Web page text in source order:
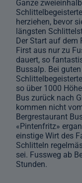
Ganze
herziehen, bevor
längsten
Der Start auf dem
First aus nur zu
dauert, so
Bussalp. Bei
so über 1000
Bus zurück nach
kommen nicht
Bergrestaurant
«Pintenfritz»
einstige Wirt des
Schlitteln
sei. Fussweg ab
Stunden.